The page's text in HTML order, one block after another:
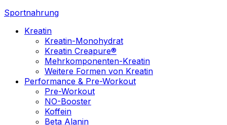
Sportnahrung
Kreatin
Kreatin-Monohydrat
Kreatin Creapure®
Mehrkomponenten-Kreatin
Weitere Formen von Kreatin
Performance & Pre-Workout
Pre-Workout
NO-Booster
Koffein
Beta Alanin